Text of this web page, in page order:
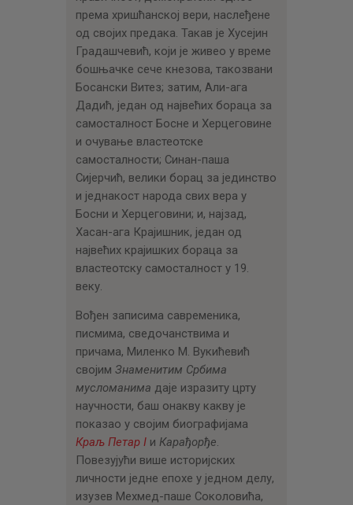
према хришћанској вери, наслеђене
од својих предака. Такав је Хусејин
Градашчевић, који је живео у време
бошњачке сече кнезова, такозвани
Босански Витез; затим, Али-ага
Дадић, један од највећих бораца за
самосталност Босне и Херцеговине
и очување властеотске
самосталности; Синан-паша
Сијерчић, велики борац за јединство
и једнакост народа свих вера у
Босни и Херцеговини; и, најзад,
Хасан-ага Крајишник, један од
највећих крајишких бораца за
властеотску самосталност у 19.
веку.
Вођен записима савременика,
писмима, сведочанствима и
причама, Миленко М. Вукићевић
својим Знаменитим Србима
мусломанима даје изразиту црту
научности, баш онакву какву је
показао у својим биографијама
Краљ Петар Iи Карађорђе.
Повезујући више историјских
личности једне епохе у једном делу,
изузев Мехмед-паше Соколовића,